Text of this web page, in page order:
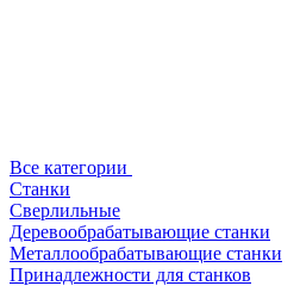
Все категории
Станки
Сверлильные
Деревообрабатывающие станки
Металлообрабатывающие станки
Принадлежности для станков